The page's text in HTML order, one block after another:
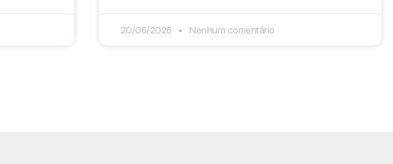
20/06/2026 Nenhum comentário